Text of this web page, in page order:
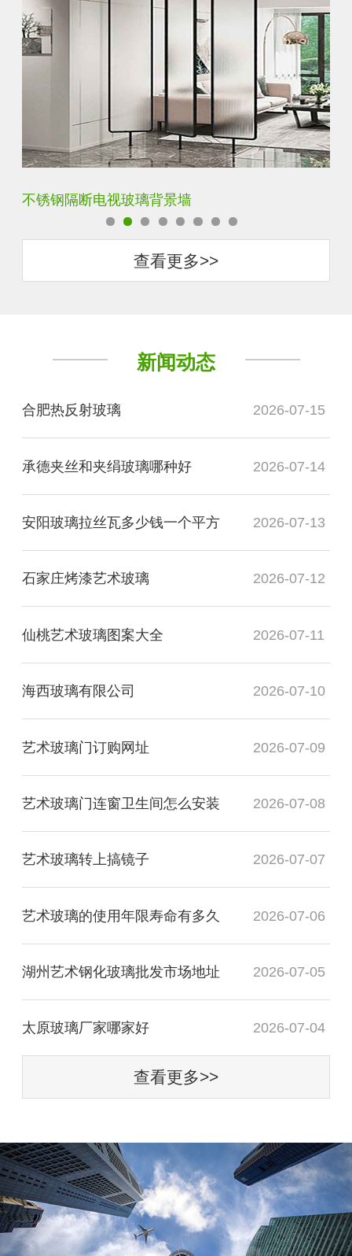
钢化背景墙平面烤漆玻璃
查看更多>>
新闻动态
合肥热反射玻璃 2026-07-15
承德夹丝和夹绢玻璃哪种好 2026-07-14
安阳玻璃拉丝瓦多少钱一个平方 2026-07-13
石家庄烤漆艺术玻璃 2026-07-12
仙桃艺术玻璃图案大全 2026-07-11
海西玻璃有限公司 2026-07-10
艺术玻璃门订购网址 2026-07-09
艺术玻璃门连窗卫生间怎么安装 2026-07-08
艺术玻璃转上搞镜子 2026-07-07
艺术玻璃的使用年限寿命有多久 2026-07-06
湖州艺术钢化玻璃批发市场地址 2026-07-05
太原玻璃厂家哪家好 2026-07-04
查看更多>>